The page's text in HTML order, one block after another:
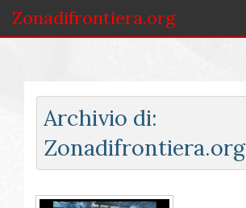
Zonadifrontiera.org
Selezione per Autore
Accedi
Archivio di:
Zonadifrontiera.org